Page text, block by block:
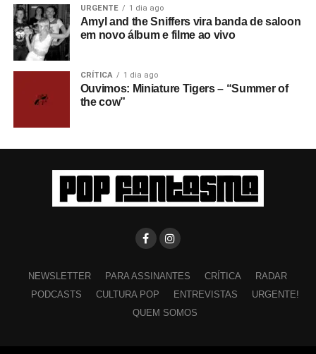
URGENTE 1 dia ago
Amyl and the Sniffers vira banda de saloon
em novo álbum e filme ao vivo
CRÍTICA 1 dia ago
Ouvimos: Miniature Tigers – “Summer of
the cow”
NEWSLETTER PARA ASSINANTES CRÍTICA
RADAR
PODCASTS
CULTURA POP ENTREVISTAS
URGENTE!
QUEM SOMOS